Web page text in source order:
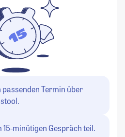
passenden Termin über
15-minütigen Gespräch teil.